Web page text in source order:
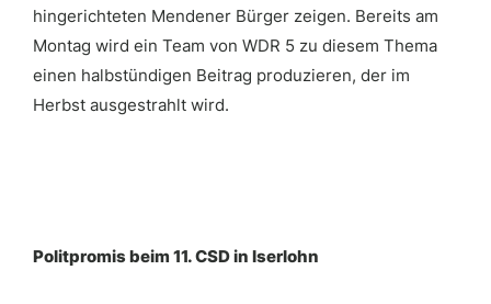
hingerichteten Mendener Bürger zeigen. Bereits am
Montag wird ein Team von WDR 5 zu diesem Thema
einen halbstündigen Beitrag produzieren, der im
Herbst ausgestrahlt wird.
Politpromis beim 11. CSD in Iserlohn